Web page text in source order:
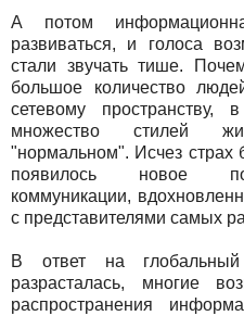
А потом
развиваться, и голоса
стали звучать тише.
большое количество
сетевому
множество стилей
"нормальном". Исчез страх
появилось новое
коммуникации,
с представителями самых
В ответ на
разрасталась, многие
распространения